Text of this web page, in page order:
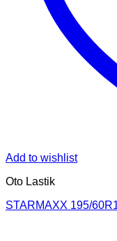
Add to wishlist
Oto Lastik
STARMAXX 195/